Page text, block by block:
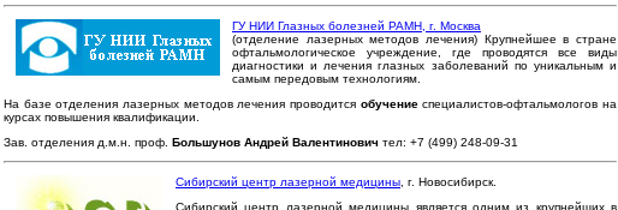
ГУ НИИ Глазных болезней РАМН, г. Москва
(отделение лазерных методов лечения) Крупнейшее в стране
офтальмологическое учреждение, где проводятся все виды
диагностики и лечения глазных заболеваний по уникальным и
самым передовым технологиям.
На базе отделения лазерных методов лечения проводится обучениеспециалистов-офтальмологов на
курсах повышения квалификации.
Зав. отделения д.м.н. проф. Большунов Андрей Валентинович тел: +7 (499) 248-09-31
Сибирский центр лазерной медицины , г. Новосибирск.
Сибирский центр лазерной медицины является одним из крупнейших в